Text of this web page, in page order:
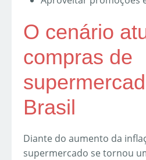
O cenário
compras de
Brasil
Diante do aumento da
supermercado se tornou